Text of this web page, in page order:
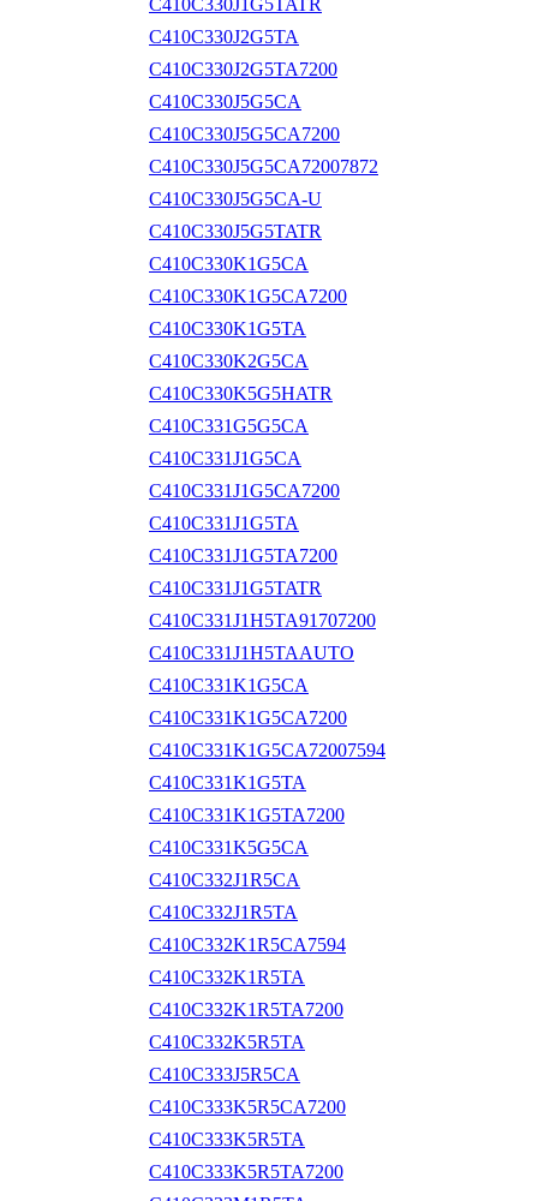
C410C330J2G5TA
C410C330J2G5TA7200
C410C330J5G5CA
C410C330J5G5CA7200
C410C330J5G5CA72007872
C410C330J5G5CA-U
C410C330J5G5TATR
C410C330K1G5CA
C410C330K1G5CA7200
C410C330K1G5TA
C410C330K2G5CA
C410C330K5G5HATR
C410C331G5G5CA
C410C331J1G5CA
C410C331J1G5CA7200
C410C331J1G5TA
C410C331J1G5TA7200
C410C331J1G5TATR
C410C331J1H5TA91707200
C410C331J1H5TAAUTO
C410C331K1G5CA
C410C331K1G5CA7200
C410C331K1G5CA72007594
C410C331K1G5TA
C410C331K1G5TA7200
C410C331K5G5CA
C410C332J1R5CA
C410C332J1R5TA
C410C332K1R5CA7594
C410C332K1R5TA
C410C332K1R5TA7200
C410C332K5R5TA
C410C333J5R5CA
C410C333K5R5CA7200
C410C333K5R5TA
C410C333K5R5TA7200